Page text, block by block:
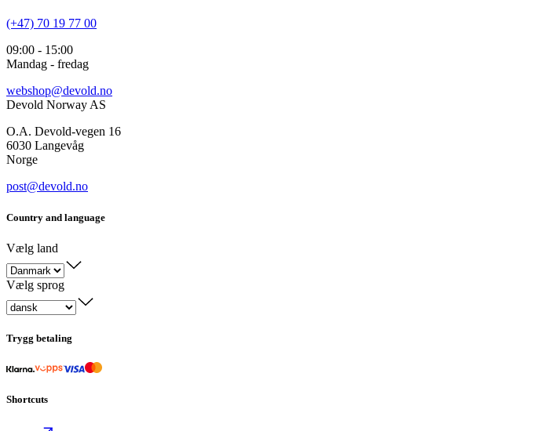
(+47) 70 19 77 00
09:00 - 15:00
Mandag - fredag
webshop@devold.no
Devold Norway AS
O.A. Devold-vegen 16
6030 Langevåg
Norge
post@devold.no
Country and language
Vælg land
Vælg sprog
Trygg betaling
Shortcuts